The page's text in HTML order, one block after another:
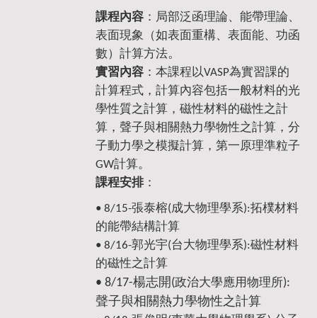
課程內容 ：局部泛函理論、能帶理論、
表面現象（如表面重構、表面能、功函
數）計算方法。
實習內容 ：本課程以VASP為實習課的
計算程式，計算內容包括一般材料的光
學性質之計算，磁性材料的磁性之計
算，聲子與相關熱力學物性之計算，分
子動力學之模擬計算，第一原理準粒子
GW計算。
課程安排 ：
• 8/15-張泰榕(成大物理學系):拓樸材料
的能帶結構計算
• 8/16-郭光宇(台大物理學系):磁性材料
的磁性之計算
• 8/17-楊志開(政治大學應用物理所):
聲子與相關熱力學物性之計算